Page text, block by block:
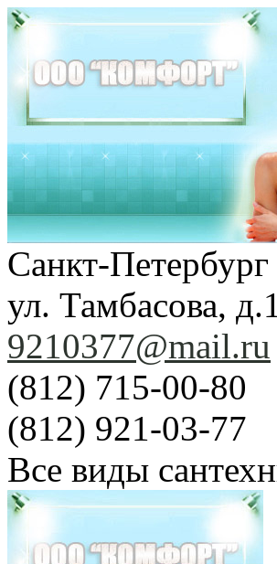
Санкт-Петербург
ул. Тамбасова,
9210377@mail.ru
(812) 715-00-80
(812) 921-03-77
Все виды